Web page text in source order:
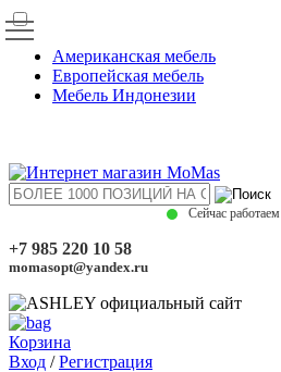
Американская мебель
Европейская мебель
Мебель Индонезии
Сейчас работаем
+7 985 220 10 58
momasopt@yandex.ru
Корзина
Вход /Регистрация